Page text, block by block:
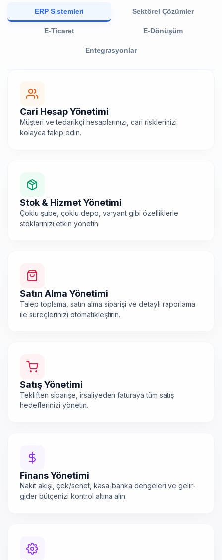
ERP Sistemleri Sektörel Çözümler
E-Ticaret E-Dönüşüm
Entegrasyonlar
Cari Hesap Yönetimi
Müşteri ve tedarikçi hesaplarınızı, cari risklerinizi
kolayca takip edin.
Stok & Hizmet Yönetimi
Çoklu şube, çoklu depo, varyant gibi özelliklerle
stoklarınızı etkin yönetin.
Satın Alma Yönetimi
Talep toplama, satın alma siparişi ve detaylı raporlama
ile süreçlerinizi otomatikleştirin.
Satış Yönetimi
Tekliften siparişe, irsaliyeden faturaya tüm satış
hedeflerinizi yönetin.
Finans Yönetimi
Nakit akışı, çek/senet, kasa-banka dengeleri ve gelir-
gider bütçenizi kontrol altına alın.